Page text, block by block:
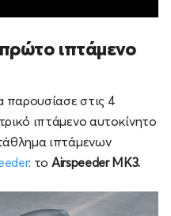
ιπτάμενο
παρουσίασε στις 4
ιπτάμενο αυτοκίνητο
ιπτάμενων
: το Airspeeder MK3.